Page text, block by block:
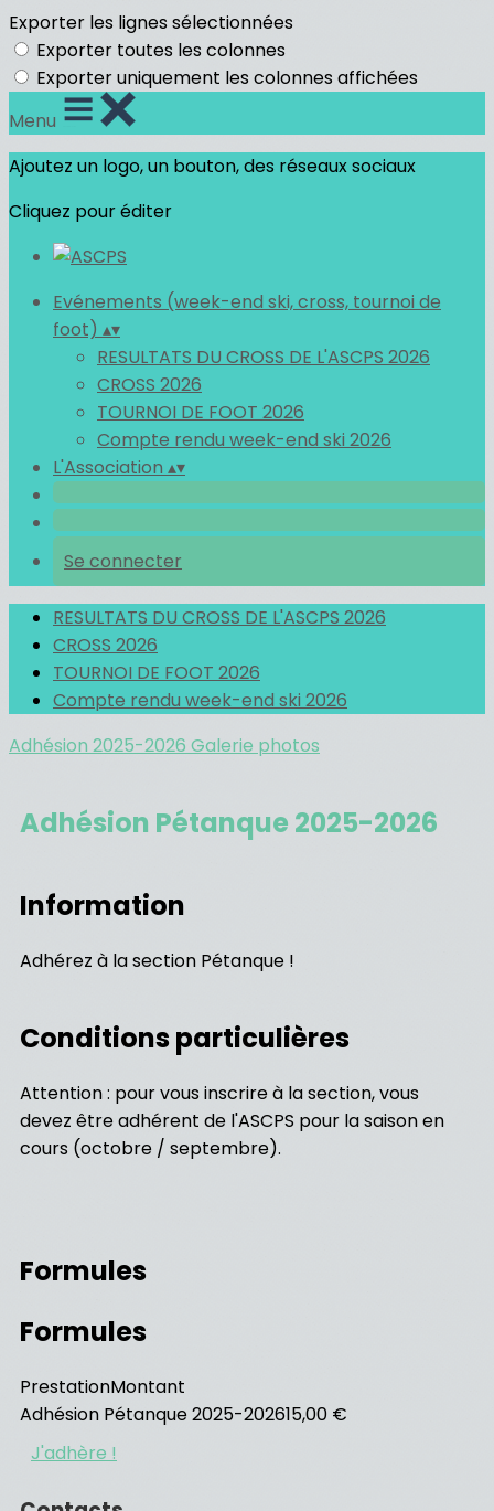
Exporter les lignes sélectionnées
Exporter toutes les colonnes
Exporter uniquement les colonnes affichées
Menu
Ajoutez un logo, un bouton, des réseaux sociaux
Cliquez pour éditer
Evénements (week-end ski, cross, tournoi de
foot) ▴▾
RESULTATS DU CROSS DE L'ASCPS 2026
CROSS 2026
TOURNOI DE FOOT 2026
Compte rendu week-end ski 2026
L'Association ▴▾
Se connecter
RESULTATS DU CROSS DE L'ASCPS 2026
CROSS 2026
TOURNOI DE FOOT 2026
Compte rendu week-end ski 2026
Adhésion 2025-2026 Galerie photos
Adhésion Pétanque 2025-2026
Information
Adhérez à la section Pétanque !
Conditions particulières
Attention : pour vous inscrire à la section, vous
devez être adhérent de l'ASCPS pour la saison en
cours (octobre / septembre).
Formules
Formules
PrestationMontant
Adhésion Pétanque 2025-202615,00 €
J'adhère !